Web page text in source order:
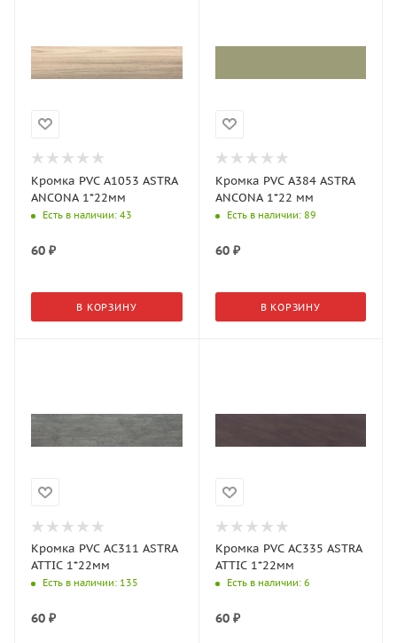
Кромка PVC A1053 ASTRA
ANCONA 1*22мм
Есть в наличии: 43
60 ₽
В КОРЗИНУ
Кромка PVC A384 ASTRA
ANCONA 1*22 мм
Есть в наличии: 89
60₽
В КОРЗИНУ
Кромка PVC AC311 ASTRA
ATTIC 1*22мм
Есть в наличии: 135
60 ₽
Кромка PVC AC335 ASTRA
ATTIC 1*22мм
Есть в наличии: 6
60₽